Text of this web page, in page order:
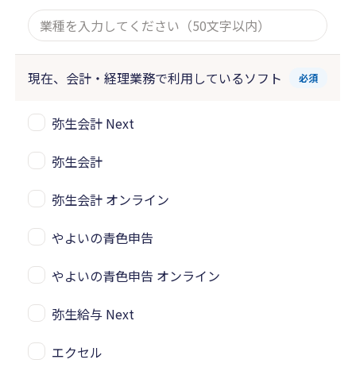
現在、会計・経理業務で利用しているソフト 必須
弥生会計 Next
弥生会計
弥生会計 オンライン
やよいの青色申告
やよいの青色申告 オンライン
弥生給与 Next
エクセル